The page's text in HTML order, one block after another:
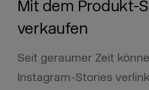
Mit dem Produkt-
verkaufen
Seit geraumer Zeit
Instagram-Stories